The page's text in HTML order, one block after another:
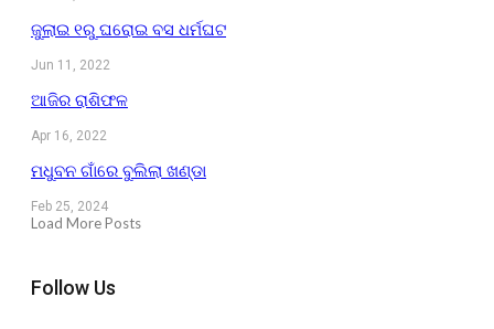
ଜୁଲାଇ ୧ରୁ ଘରୋଇ ବସ ଧର୍ମଘଟ
Jun 11, 2022
ଆଜିର ରାଶିଫଳ
Apr 16, 2022
ମଧୁବନ ଗାଁରେ ବୁଲିଲା ଖଣ୍ଡା
Feb 25, 2024
Load More Posts
Follow Us